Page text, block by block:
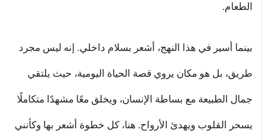
الطعام.
بينما أسير في هذا النهج، أشعر بسلام داخلي. إنه ليس مجرد
طريق، بل هو مكان يروي قصة الحياة اليومية، حيث يلتقي
جمال الطبيعة مع بساطة الإنسان، ويخلق معًا مشهدًا متكاملًا
يسحر القلوب ويهدئ الأرواح. هنا، كل خطوة أشعر بها وكأنني